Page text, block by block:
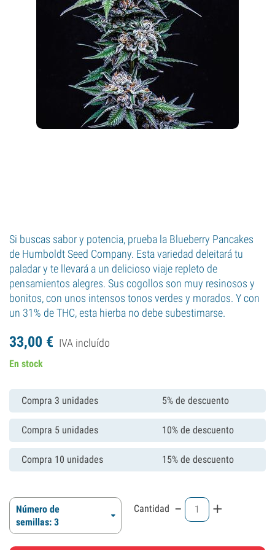
Si buscas sabor y potencia, prueba la Blueberry Pancakes
de Humboldt Seed Company. Esta variedad deleitará tu
paladar y te llevará a un delicioso viaje repleto de
pensamientos alegres. Sus cogollos son muy resinosos y
bonitos, con unos intensos tonos verdes y morados. Y con
un 31% de THC, esta hierba no debe subestimarse.
33,00 € IVA incluído
En stock
Compra 3 unidades 5% de descuento
Compra 5 unidades 10% de descuento
Compra 10 unidades 15% de descuento
Número de
semillas: 3
Cantidad - +